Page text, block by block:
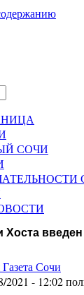
СОЧИ
Хоста
- 12:02